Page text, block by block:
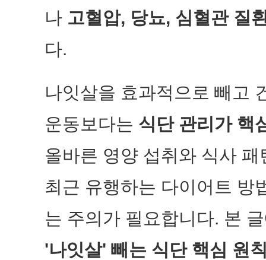
나 고혈압, 당뇨, 심혈관 질
다.
나잇살을 효과적으로 빼고
운동보다는 식단 관리가 핵
올바른 영양 섭취와 식사
최근 유행하는 다이어트 방
는 주의가 필요합니다. 본
'나잇살' 빼는 식단 핵심 원